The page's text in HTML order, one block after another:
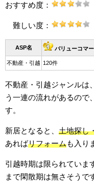
おすすめ度：
難しい度：
ASP名 バリューコマ
不動産・引越 120件
不動産・引越ジャンルは、
う一連の流れがあるので
す。
新居となると、 土地探し
あればリフォームも入り
引越時期は限られていま
まで閑散期は無さそうで